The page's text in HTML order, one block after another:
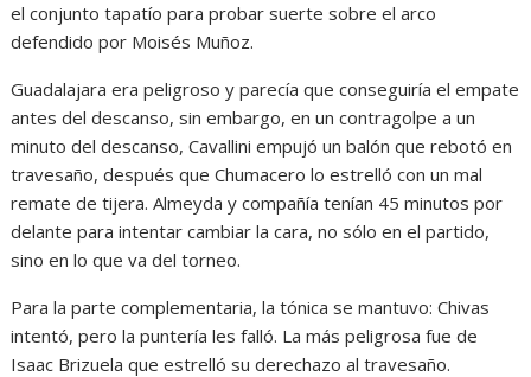
el conjunto tapatío para probar suerte sobre el arco
defendido por Moisés Muñoz.
Guadalajara era peligroso y parecía que conseguiría el empate
antes del descanso, sin embargo, en un contragolpe a un
minuto del descanso, Cavallini empujó un balón que rebotó en
travesaño, después que Chumacero lo estrelló con un mal
remate de tijera. Almeyda y compañía tenían 45 minutos por
delante para intentar cambiar la cara, no sólo en el partido,
sino en lo que va del torneo.
Para la parte complementaria, la tónica se mantuvo: Chivas
intentó, pero la puntería les falló. La más peligrosa fue de
Isaac Brizuela que estrelló su derechazo al travesaño.